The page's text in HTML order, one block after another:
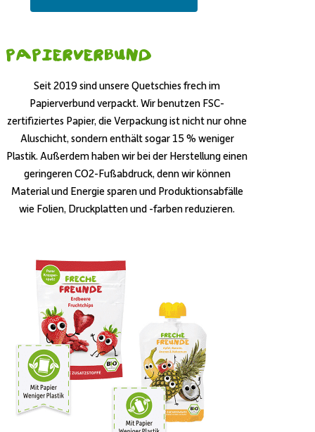
Papierverbund
Seit 2019 sind unsere Quetschies frech im
Papierverbund verpackt. Wir benutzen FSC-
zertifiziertes Papier, die Verpackung ist nicht nur ohne
Aluschicht, sondern enthält sogar 15 % weniger
Plastik. Außerdem haben wir bei der Herstellung einen
geringeren CO2-Fußabdruck, denn wir können
Material und Energie sparen und Produktionsabfälle
wie Folien, Druckplatten und -farben reduzieren.